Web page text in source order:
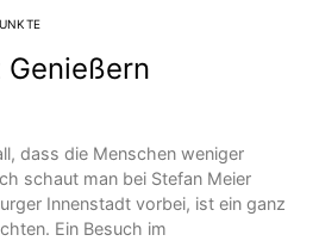
dass die Menschen weniger
schaut man bei Stefan Meier
Innenstadt vorbei, ist ein ganz
Ein Besuch im